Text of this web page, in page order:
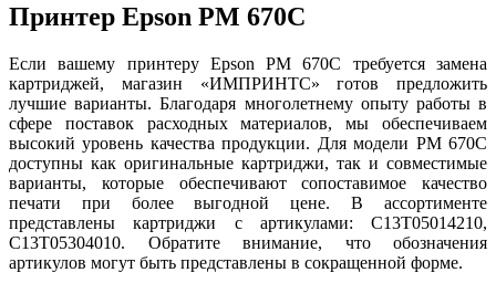
Принтер Epson PM 670C
Если вашему принтеру Epson PM 670C требуется замена
картриджей, магазин «ИМПРИНТС» готов предложить
лучшие варианты. Благодаря многолетнему опыту работы в
сфере поставок расходных материалов, мы обеспечиваем
высокий уровень качества продукции. Для модели PM 670C
доступны как оригинальные картриджи, так и совместимые
варианты, которые обеспечивают сопоставимое качество
печати при более выгодной цене. В ассортименте
представлены картриджи с артикулами: C13T05014210,
C13T05304010. Обратите внимание, что обозначения
артикулов могут быть представлены в сокращенной форме.